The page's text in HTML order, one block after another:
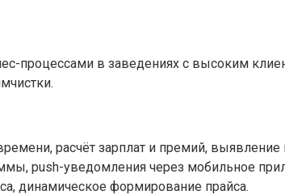
процессами в заведениях с высоким
расчёт зарплат и премий,
push-уведомления через мобильное
динамическое формирование прайса.